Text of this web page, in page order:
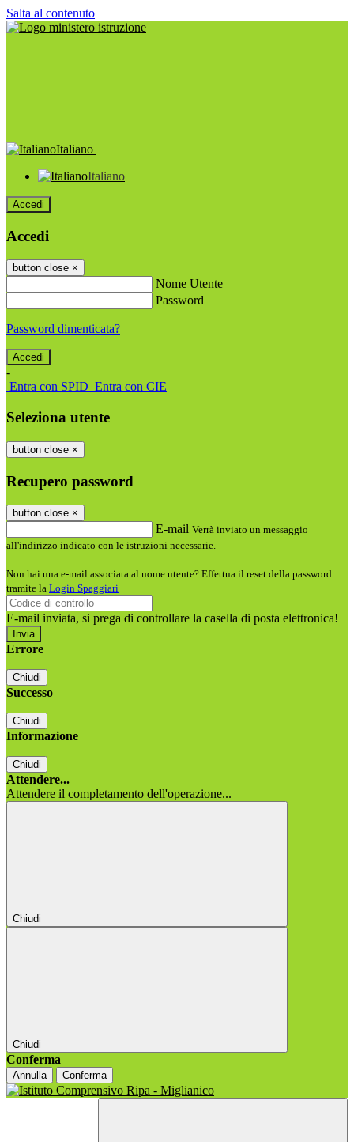
Salta al contenuto
Italiano
Italiano
Accedi
Accedi
button close ×
Nome Utente
Password
Password dimenticata?
-
Entra con SPID Entra con CIE
Seleziona utente
button close ×
Recupero password
button close ×
E-mail Verrà inviato un messaggio
all'indirizzo indicato con le istruzioni necessarie.
Non hai una e-mail associata al nome utente? Effettua il reset della password
tramite la Login Spaggiari
E-mail inviata, si prega di controllare la casella di posta elettronica!
Errore
Chiudi
Successo
Chiudi
Informazione
Chiudi
Attendere...
Attendere il completamento dell'operazione...
Chiudi
Chiudi
Conferma
Annulla Conferma